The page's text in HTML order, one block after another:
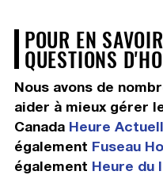
POUR EN
QUESTIONS
Nous avons de
aider à mieux gérer
Canada Heure
également Fuseau
également Heure du